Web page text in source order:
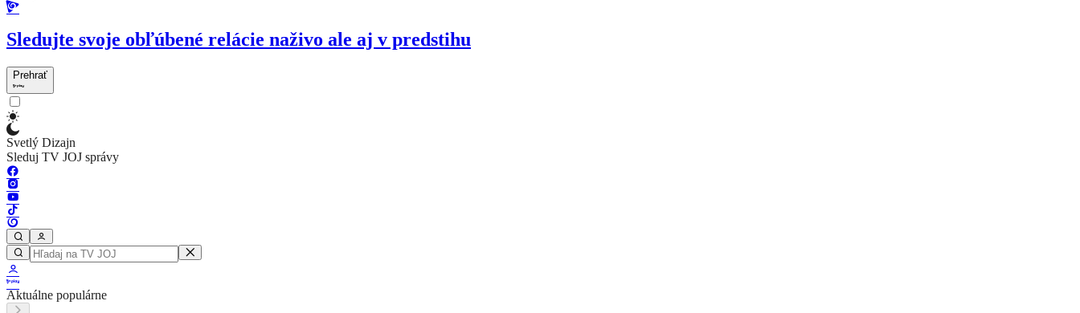
Sledujte svoje obľúbené relácie naživo ale aj v predstihu
Prehrať
Svetlý Dizajn
Sleduj TV JOJ správy
Aktuálne populárne